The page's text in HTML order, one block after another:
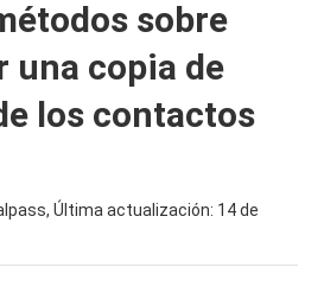
sobre
una copia de
los contactos
Última actualización: 14 de